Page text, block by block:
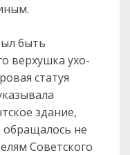
быть
верхушка ухо­
статуя
здание,
не
Советского